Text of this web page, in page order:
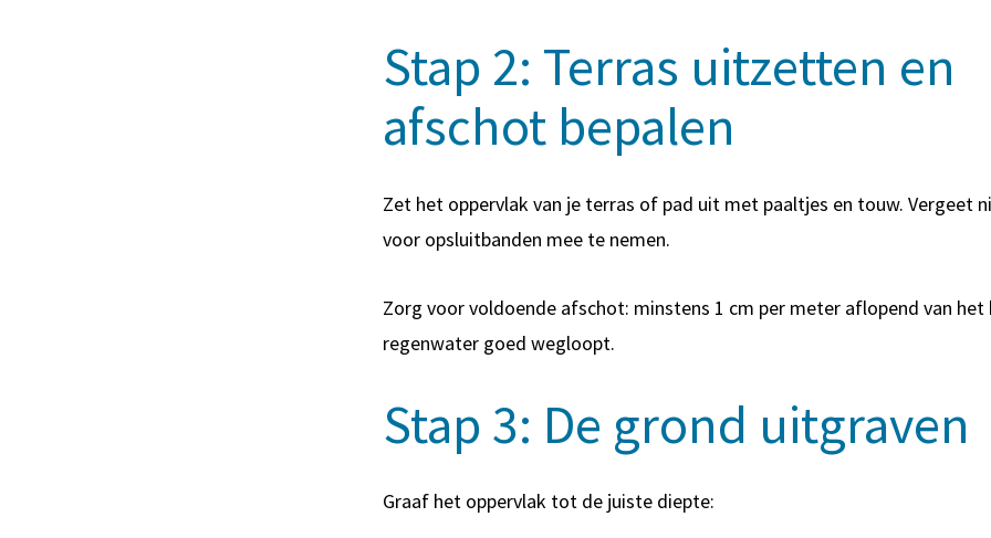
Stap 2: Terras uitzetten en
afschot bepalen
Zet het oppervlak van je terras of pad uit met paaltjes en touw. Vergeet
voor opsluitbanden mee te nemen.
Zorg voor voldoende afschot: minstens 1 cm per meter aflopend van het
regenwater goed wegloopt.
Stap 3: De grond uitgraven
Graaf het oppervlak tot de juiste diepte: